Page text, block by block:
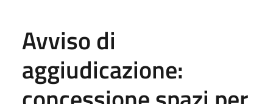
Avviso di
aggiudicazione: